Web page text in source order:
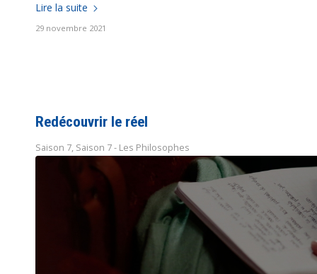
Lire la suite
29 novembre 2021
Redécouvrir le réel
Saison 7, Saison 7 - Les Philosophes